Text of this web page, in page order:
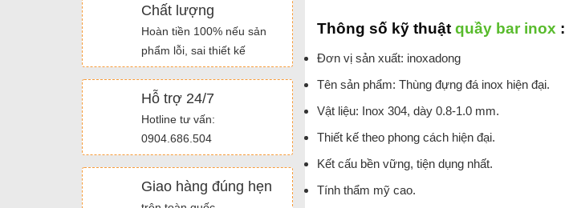
Chất lượng
Hoàn tiền 100% nếu sản
phẩm lỗi, sai thiết kế
Hỗ trợ 24/7
Hotline tư vấn:
0904.686.504
Giao hàng đúng hẹn
Thông số kỹ thuật quầy bar inox:
Đơn vị sản xuất: inoxadong
Tên sản phẩm: Thùng đựng đá inox hiện đại.
Vật liệu: Inox 304, dày 0.8-1.0 mm.
Thiết kế theo phong cách hiện đại.
Kết cấu bền vững, tiện dụng nhất.
Tính thẩm mỹ cao.